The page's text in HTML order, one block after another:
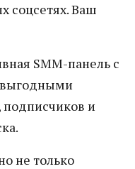
соцсетях. Ваш
SMM-панель с
и
не только